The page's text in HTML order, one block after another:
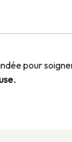
pour